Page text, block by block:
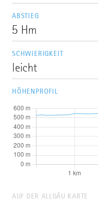
ABSTIEG
5 Hm
SCHWIERIGKEIT
leicht
HÖHENPROFIL
AUF DER ALLGÄU KARTE